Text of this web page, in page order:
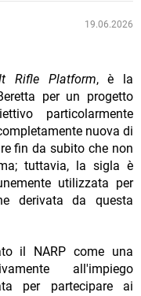
19.06.2026
Rifle Platform, è la
per un progetto
particolarmente
nuova di
fin da subito che non
tuttavia, la sigla è
utilizzata per
derivata da questa
il NARP come una
all'impiego
per partecipare ai